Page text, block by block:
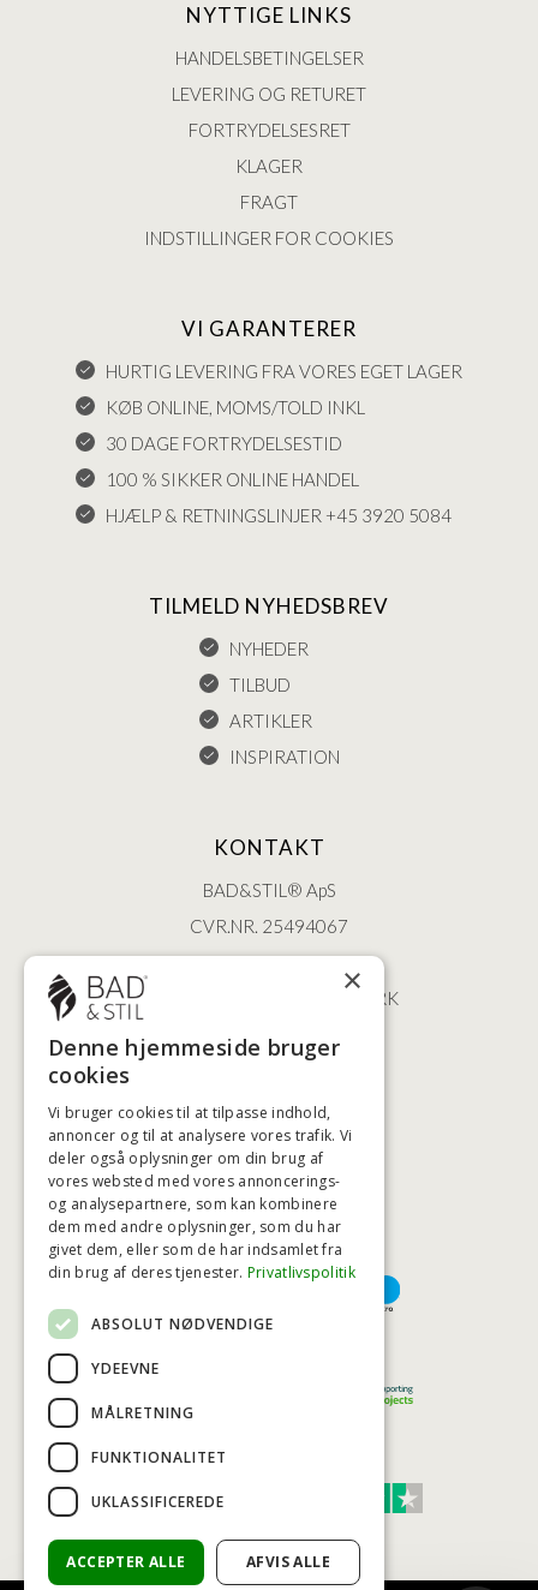
NYTTIGE LINKS
HANDELSBETINGELSER
LEVERING OG RETURET
FORTRYDELSESRET
KLAGER
FRAGT
INDSTILLINGER FOR COOKIES
VI GARANTERER
HURTIG LEVERING FRA VORES EGET LAGER
KØB ONLINE, MOMS/TOLD INKL
30 DAGE FORTRYDELSESTID
100 % SIKKER ONLINE HANDEL
HJÆLP & RETNINGSLINJER +45 3920 5084
TILMELD NYHEDSBREV
NYHEDER
TILBUD
ARTIKLER
INSPIRATION
KONTAKT
BAD&STIL® ApS
CVR.NR. 25494067
ØSTERBROGADE 202
2100 KØBENHAVN • DANMARK
+45 3920 5084
HØJESTE KREDITVÆRDIGHED
BETALINGSMULIGHEDER
TRUST SCORE 4,7
×
Denne hjemmeside bruger
cookies
Vi bruger cookies til at tilpasse indhold,
annoncer og til at analysere vores trafik. Vi
deler også oplysninger om din brug af
vores websted med vores annoncerings-
og analysepartnere, som kan kombinere
dem med andre oplysninger, som du har
givet dem, eller som de har indsamlet fra
din brug af deres tjenester. Privatlivspolitik
ABSOLUT NØDVENDIGE
YDEEVNE
MÅLRETNING
FUNKTIONALITET
UKLASSIFICEREDE
ACCEPTER ALLE AFVIS ALLE